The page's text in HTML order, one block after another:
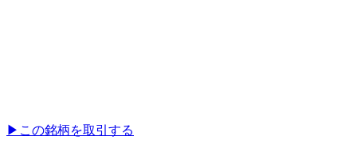
▶︎ この銘柄を取引する